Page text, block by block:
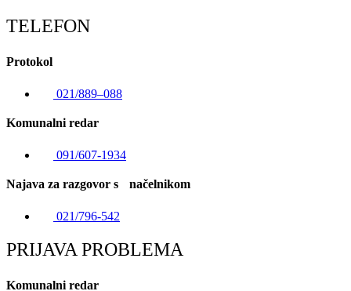
TELEFON
Protokol
021/889–088
Komunalni redar
091/607-1934
Najava za razgovor s načelnikom
021/796-542
PRIJAVA PROBLEMA
Komunalni redar